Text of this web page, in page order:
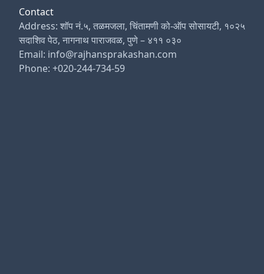
Contact
Address: शॉप नं.५, तळमजला, चिंतामणी को-ऑप सोसायटी, १०२५
सदाशिव पेठ, नागनाथ पाराजवळ, पुणे – ४११ ०३०
Email: info@rajhansprakashan.com
Phone: +020-244-734-59